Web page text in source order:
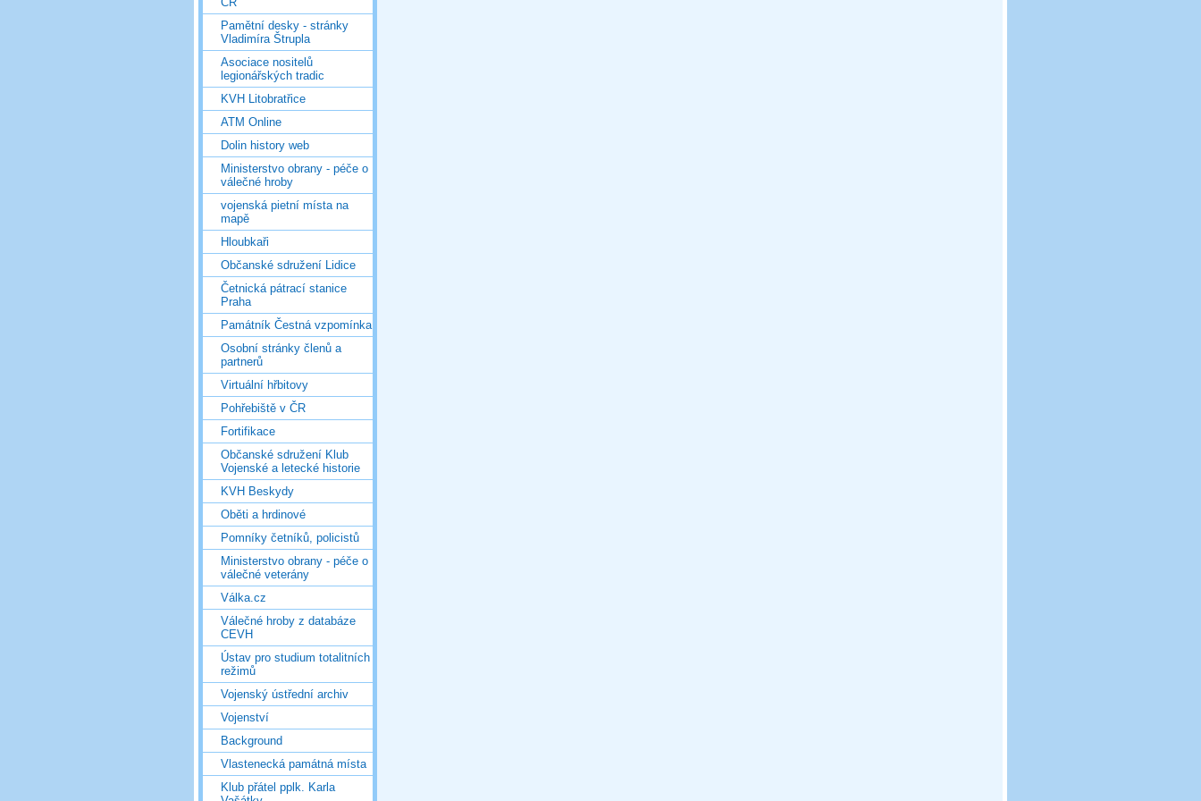
Pamětní desky - stránky
Vladimíra Štrupla
Asociace nositelů
legionářských tradic
KVH Litobratřice
ATM Online
Dolin history web
Ministerstvo obrany - péče o
válečné hroby
vojenská pietní místa na
mapě
Hloubkaři
Občanské sdružení Lidice
Četnická pátrací stanice
Praha
Památník Čestná vzpomínka
Osobní stránky členů a
partnerů
Virtuální hřbitovy
Pohřebiště v ČR
Fortifikace
Občanské sdružení Klub
Vojenské a letecké historie
KVH Beskydy
Oběti a hrdinové
Pomníky četníků, policistů
Ministerstvo obrany - péče o
válečné veterány
Válka.cz
Válečné hroby z databáze
CEVH
Ústav pro studium totalitních
režimů
Vojenský ústřední archiv
Vojenství
Background
Vlastenecká památná místa
Klub přátel pplk. Karla